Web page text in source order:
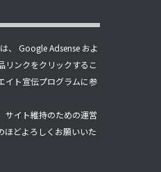
、 Google Adsense およ
ンクをクリックするこ
イト宣伝プログラムに参
サイト維持のための運営
ほどよろしくお願いいた